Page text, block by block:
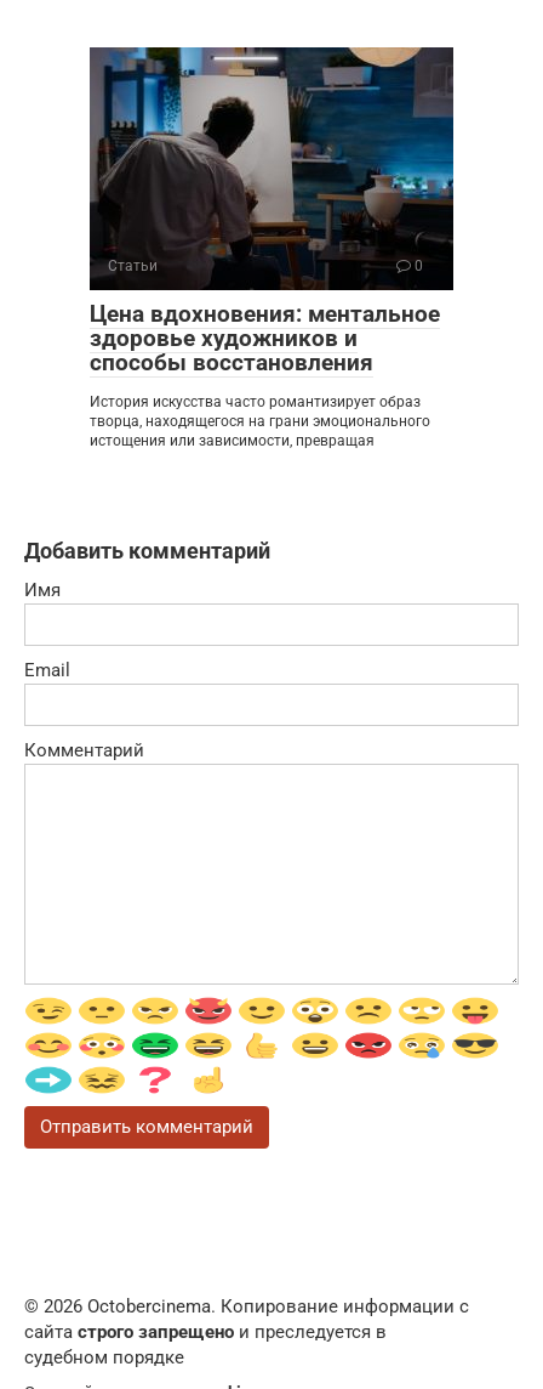
Статьи 0
Цена вдохновения: ментальное
здоровье художников и
способы восстановления
История искусства часто романтизирует образ
творца, находящегося на грани эмоционального
истощения или зависимости, превращая
Добавить комментарий
Имя
Email
Комментарий
© 2026 Octobercinema. Копирование информации с
сайта строго запрещено и преследуется в
судебном порядке